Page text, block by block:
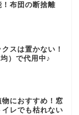
！布団の断捨離
スは置かない！
）で代用中♪
物におすすめ！窓
レでも枯れない